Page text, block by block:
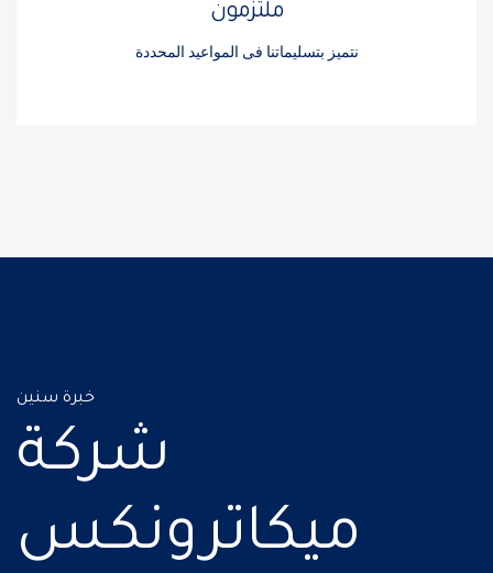
ملتزمون
نتميز بتسليماتنا فى المواعيد المحددة
خبرة سنين
شركة
ميكاترونكس